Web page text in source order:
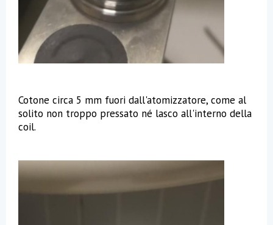
Cotone circa 5 mm fuori dall'atomizzatore, come al
solito non troppo pressato né lasco all'interno della
coil.